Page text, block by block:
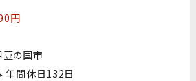
円
の国市
年間休日132日